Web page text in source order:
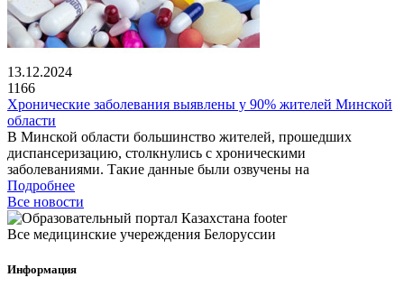
13.12.2024
1166
Хронические заболевания выявлены у 90% жителей Минской
области
В Минской области большинство жителей, прошедших
диспансеризацию, столкнулись с хроническими
заболеваниями. Такие данные были озвучены на
Подробнее
Все новости
Все медицинские учереждения Белоруссии
Информация